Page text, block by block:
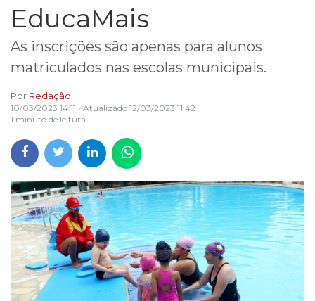
EducaMais
As inscrições são apenas para alunos
matriculados nas escolas municipais.
Por Redação
10/03/2023 14:11 • Atualizado 12/03/2023 11:42
1 minuto de leitura